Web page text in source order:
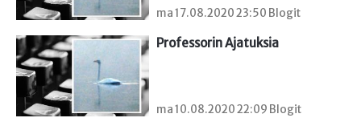
ma 17.08.2020 23:50 Blogit
Professorin Ajatuksia
ma 10.08.2020 22:09 Blogit